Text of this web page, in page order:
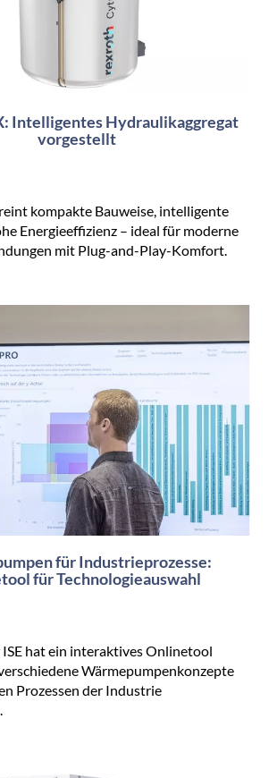
Intelligentes Hydraulikaggregat
vorgestellt
kompakte Bauweise, intelligente
Energieeffizienz – ideal für moderne
mit Plug-and-Play-Komfort.
für Industrieprozesse:
für Technologieauswahl
hat ein interaktives Onlinetool
Wärmepumpenkonzepte
Prozessen der Industrie